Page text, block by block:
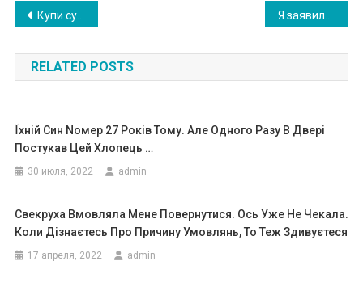
Навигация
по
записям
Купи сумку, збирай свої речі і їдь до своєї матері ,а я куплю собі квартиру
RELATED POSTS
Їхній Син Nомер 27 Років Тому. Але Одного Разу В Двері
Постукав Цей Хлопець …
30 июля, 2022 admin
Свекруха Вмовляла Мене Повернутися. Ось Уже Не Чекала.
Коли Дізнаєтесь Про Причину Умовлянь, То Теж Здивуєтеся
17 апреля, 2022 admin